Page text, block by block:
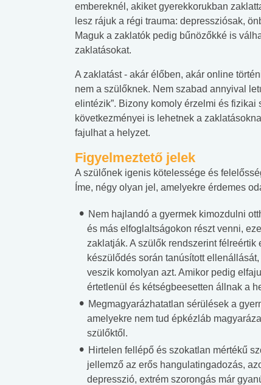
embereknél, akiket gyerekkorukban
lesz rájuk a régi trauma: depressziósak,
Maguk a zaklatók pedig bűnözőkké is
zaklatásokat.
A zaklatást - akár élőben, akár online
nem a szülőknek. Nem szabad annyival
elintézik”. Bizony komoly érzelmi és
következményei is lehetnek a
fajulhat a helyzet.
Figyelmeztető jelek
A szülőnek igenis kötelessége és
Íme, négy olyan jel, amelyekre érdemes
Nem hajlandó a gyermek kimozdulni
és más elfoglaltságokon részt venni,
zaklatják. A szülők rendszerint
készülődés során tanúsított
veszik komolyan azt. Amikor pedig
értetlenül és kétségbeesetten állnak a
Megmagyarázhatatlan sérülések a
amelyekre nem tud épkézláb
szülőktől.
Hirtelen fellépő és szokatlan mértékű
jellemző az erős hangulatingadozás,
depresszió, extrém szorongás már